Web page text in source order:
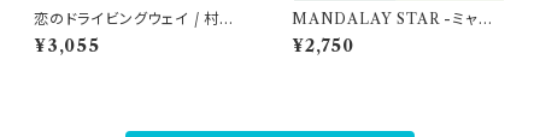
恋のドライビングウェイ / 村山
一海
¥3,055
MANDALAY STAR -ミャン
マー民族音楽の旅で見つけた黄
金郷- / ポウンニェッピュー
¥2,750